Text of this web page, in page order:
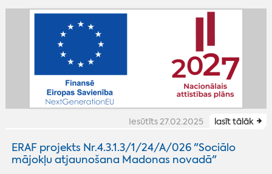
Iesūtīts 27.02.2025 lasīt tālāk
ERAF projekts Nr.4.3.1.3/1/24/A/026 "Sociālo
mājokļu atjaunošana Madonas novadā"